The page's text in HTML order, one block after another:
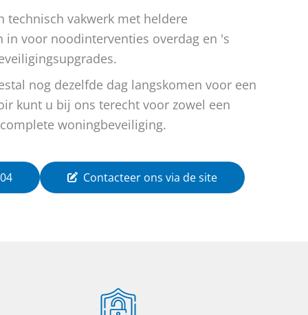
technisch vakwerk met heldere
in voor noodinterventies overdag en 's
nog dezelfde dag langskomen voor een
kunt u bij ons terecht voor zowel een
woningbeveiliging.
Contacteer ons via de site